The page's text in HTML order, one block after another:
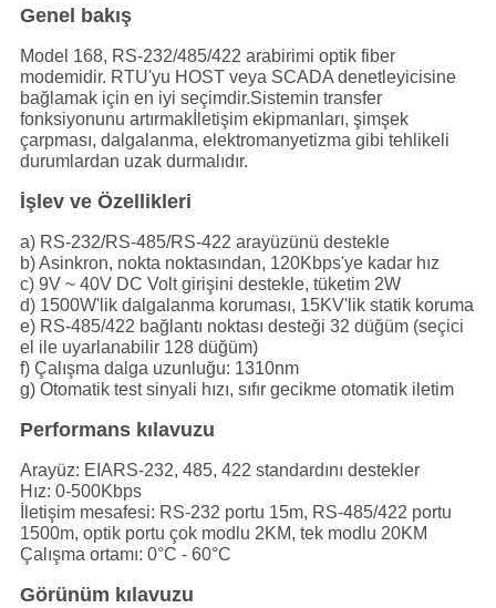
Genel bakış
Model 168, RS-232/485/422 arabirimi optik fiber
modemidir. RTU'yu HOST veya SCADA denetleyicisine
bağlamak için en iyi seçimdir.Sistemin transfer
fonksiyonunu artırmakİletişim ekipmanları, şimşek
çarpması, dalgalanma, elektromanyetizma gibi tehlikeli
durumlardan uzak durmalıdır.
İşlev ve Özellikleri
a) RS-232/RS-485/RS-422 arayüzünü destekle
b) Asinkron, nokta noktasından, 120Kbps'ye kadar hız
c) 9V ~ 40V DC Volt girişini destekle, tüketim 2W
d) 1500W'lik dalgalanma koruması, 15KV'lik statik koruma
e) RS-485/422 bağlantı noktası desteği 32 düğüm (seçici
el ile uyarlanabilir 128 düğüm)
f) Çalışma dalga uzunluğu: 1310nm
g) Otomatik test sinyali hızı, sıfır gecikme otomatik iletim
Performans kılavuzu
Arayüz: EIARS-232, 485, 422 standardını destekler
Hız: 0-500Kbps
İletişim mesafesi: RS-232 portu 15m, RS-485/422 portu
1500m, optik portu çok modlu 2KM, tek modlu 20KM
Çalışma ortamı: 0°C - 60°C
Görünüm kılavuzu